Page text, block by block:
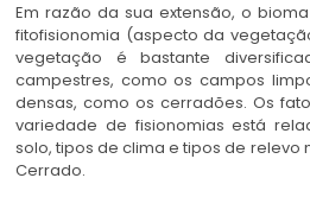
Em razão da sua extensão, o
fitofisionomia (aspecto da
vegetação é bastante
campestres, como os campos
densas, como os cerradões. Os
variedade de fisionomias está
solo, tipos de clima e tipos de relevo
Cerrado.